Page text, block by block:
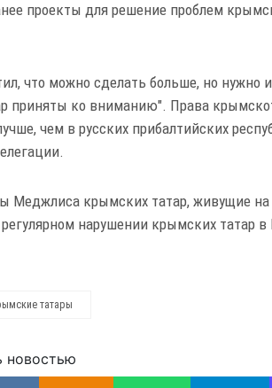
проекты для решение проблем
что можно сделать больше, но нужно
приняты ко вниманию". Права
чем в русских прибалтийских
Меджлиса крымских татар, живущие на
нарушении крымских татар
татары
новостью